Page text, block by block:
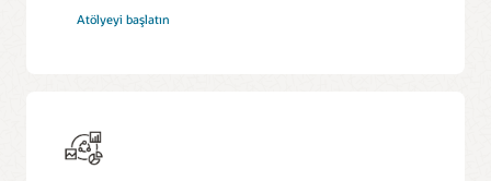
Atölyeyi başlatın